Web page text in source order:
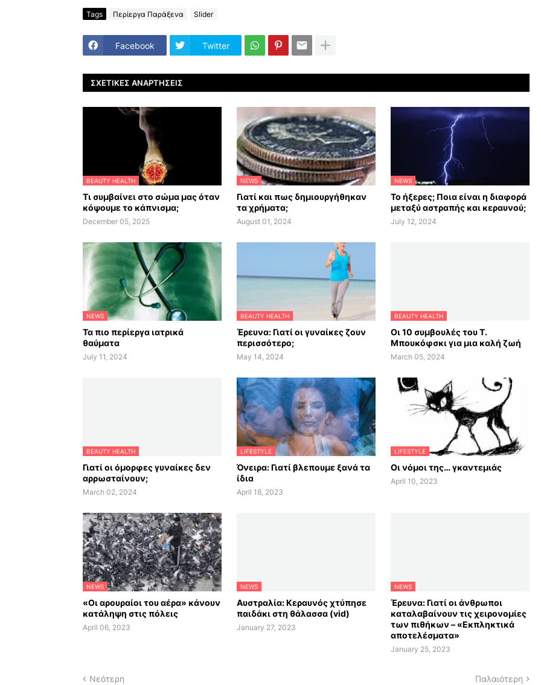
Tags Περίεργα Παράξενα Slider
Facebook Twitter
ΣΧΕΤΙΚΈΣ ΑΝΑΡΤΉΣΕΙΣ
BEAUTY HEALTH
Τι συμβαίνει στο σώμα μας όταν
κόψουμε το κάπνισμα;
December 05, 2025
NEWS
Γιατί και πως δημιουργήθηκαν
τα χρήματα;
August 01, 2024
NEWS
Το ήξερες; Ποια είναι η διαφορά
μεταξύ αστραπής και κεραυνού;
July 12, 2024
NEWS
Τα πιο περίεργα ιατρικά
θαύματα
July 11, 2024
BEAUTY HEALTH
Έρευνα: Γιατί οι γυναίκες ζουν
περισσότερο;
May 14, 2024
BEAUTY HEALTH
Οι 10 συμβουλές του Τ.
Μπουκόφσκι για μια καλή ζωή
March 05, 2024
BEAUTY HEALTH
Γιατί οι όμορφες γυναίκες δεν
αρρωσταίνουν;
March 02, 2024
LIFESTYLE
Όνειρα: Γιατί βλεπουμε ξανά τα
ίδια
April 18, 2023
LIFESTYLE
Οι νόμοι της… γκαντεμιάς
April 10, 2023
NEWS
«Οι αρουραίοι του αέρα» κάνουν
κατάληψη στις πόλεις
April 06, 2023
NEWS
Αυστραλία: Κεραυνός χτύπησε
παιδάκι στη θάλασσα (vid)
January 27, 2023
NEWS
Έρευνα: Γιατί οι άνθρωποι
καταλαβαίνουν τις χειρονομίες
των πιθήκων – «Εκπληκτικά
αποτελέσματα»
January 25, 2023
Νεότερη Παλαιότερη